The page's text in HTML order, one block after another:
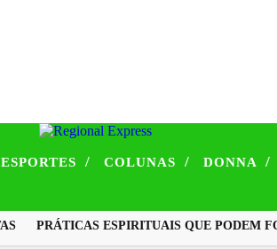
ESPORTES / COLUNAS / DONNA /
PRÁTICAS ESPIRITUAIS QUE PODEM